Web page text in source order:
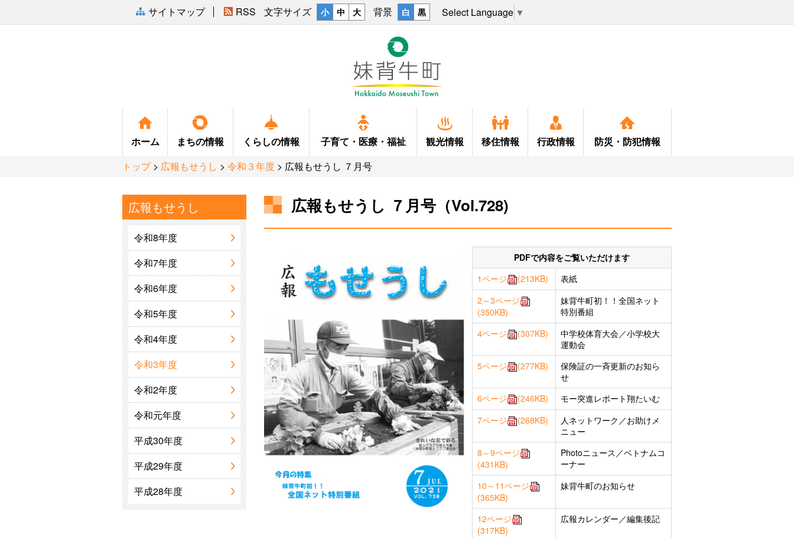
サイトマップ RSS 文字サイズ 小 中 大 背景 白 黒 Select Language ▼
ホーム まちの情報
ふるさとマップ キャラクター 公園
ふるさと会 小中一貫教育検討委員会
小中学校及町民会館施設
整備検討委員会
文化施設 スポーツ施設 サークル 農業・商工業
くらしの情報
戸籍 上下水道 年金
ペット
町営住宅
栄養士がすすめる一品料
理
子育て・ 医療・福祉
結婚 子育て 医療
国保
観光情報
観光情報 特産品
妹背牛温泉ペペル
移住情報
移住・定住情報 定住対策
行政情報
各種計画書等関係
防災・ 防犯情報
緊急情報
救急
トップ> 広報もせうし > 令和３年度 > 広報もせうし ７月号
広報もせうし ７月号（Vol.728)
PDFで内容をご覧いただけます
1ページ
(213KB)
表紙
2～3ページ
(350KB)
妹背牛町初！！全国ネット
特別番組
4ページ
(307KB)
中学校体育大会／小学校大
運動会
5ページ
(277KB)
保険証の一斉更新のお知ら
せ
6ページ
(246KB)
モー突進レポート翔たいむ
7ページ
(268KB)
人ネットワーク／お助けメ
ニュー
8～9ページ
(431KB)
Photoニュース／ベトナムコ
ーナー
10～11ページ
(365KB)
妹背牛町のお知らせ
12ページ
(317KB)
広報カレンダー／編集後記
広報もせうし
令和8年度
令和7年度
令和6年度
令和5年度
令和4年度
令和3年度
令和2年度
令和元年度
平成30年度
平成29年度
平成28年度